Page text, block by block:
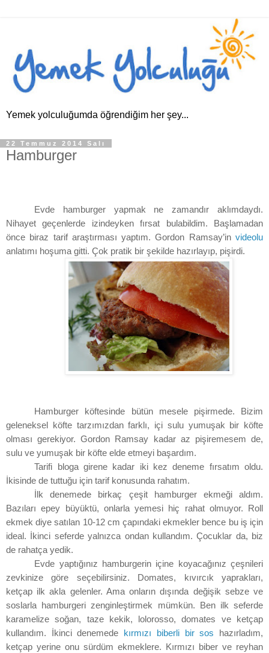
Yemek yolculuğumda öğrendiğim her şey...
22 Temmuz 2014 Salı
Hamburger
Evde hamburger yapmak ne zamandır aklımdaydı.
Nihayet geçenlerde izindeyken fırsat bulabildim. Başlamadan
önce biraz tarif araştırması yaptım. Gordon Ramsay’in videolu
anlatımı hoşuma gitti. Çok pratik bir şekilde hazırlayıp, pişirdi.
Hamburger köftesinde bütün mesele pişirmede. Bizim
geleneksel köfte tarzımızdan farklı, içi sulu yumuşak bir köfte
olması gerekiyor. Gordon Ramsay kadar az pişiremesem de,
sulu ve yumuşak bir köfte elde etmeyi başardım.
Tarifi bloga girene kadar iki kez deneme fırsatım oldu.
İkisinde de tuttuğu için tarif konusunda rahatım.
İlk denemede birkaç çeşit hamburger ekmeği aldım.
Bazıları epey büyüktü, onlarla yemesi hiç rahat olmuyor. Roll
ekmek diye satılan 10-12 cm çapındaki ekmekler bence bu iş için
ideal. İkinci seferde yalnızca ondan kullandım. Çocuklar da, biz
de rahatça yedik.
Evde yaptığınız hamburgerin içine koyacağınız çeşnileri
zevkinize göre seçebilirsiniz. Domates, kıvırcık yaprakları,
ketçap ilk akla gelenler. Ama onların dışında değişik sebze ve
soslarla hamburgeri zenginleştirmek mümkün. Ben ilk seferde
karamelize soğan, taze kekik, lolorosso, domates ve ketçap
kullandım. İkinci denemede
kırmızı biberli bir sos hazırladım,
ketçap yerine onu sürdüm ekmeklere. Kırmızı biber ve reyhan